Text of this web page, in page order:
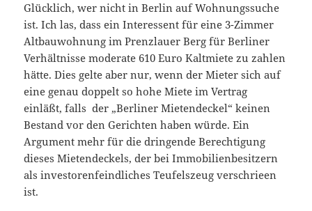
Glücklich, wer nicht in Berlin auf Wohnungssuche
ist. Ich las, dass ein Interessent für eine 3-Zimmer
Altbauwohnung im Prenzlauer Berg für Berliner
Verhältnisse moderate 610 Euro Kaltmiete zu zahlen
hätte. Dies gelte aber nur, wenn der Mieter sich auf
eine genau doppelt so hohe Miete im Vertrag
einläßt, falls der „Berliner Mietendeckel“ keinen
Bestand vor den Gerichten haben würde. Ein
Argument mehr für die dringende Berechtigung
dieses Mietendeckels, der bei Immobilienbesitzern
als investorenfeindliches Teufelszeug verschrieen
ist.